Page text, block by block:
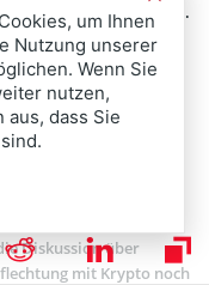
in diesem Kryptoumfeld.
zwischen
wie zukünftige
könnten.
Investor aus
kann als manche
sich von Krypto
Diskussion über
mit Krypto noch
um Ihnen
Nutzung unserer
Wenn Sie
nutzen,
aus, dass Sie